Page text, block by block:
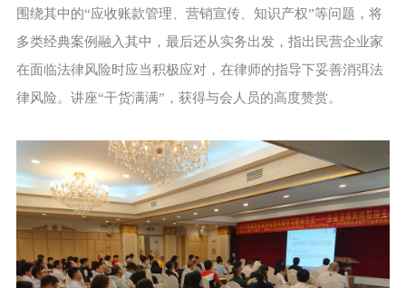
围绕其中的“应收账款管理、营销宣传、知识产权”等问题，将
多类经典案例融入其中，最后还从实务出发，指出民营企业家
在面临法律风险时应当积极应对，在律师的指导下妥善消弭法
律风险。讲座“干货满满”，获得与会人员的高度赞赏。